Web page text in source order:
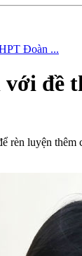
Đoàn ...
luyện